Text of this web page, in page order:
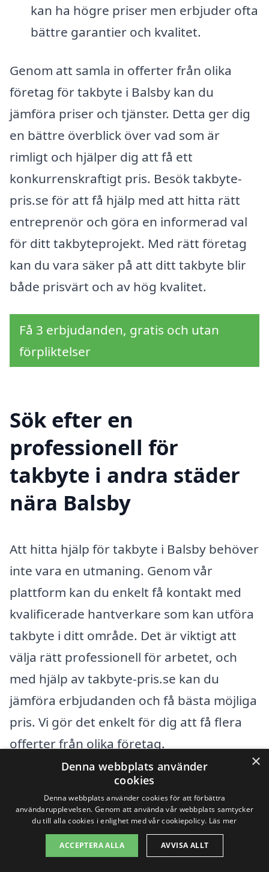
kan ha högre priser men erbjuder ofta
bättre garantier och kvalitet.
Genom att samla in offerter från olika
företag för takbyte i Balsby kan du
jämföra priser och tjänster. Detta ger dig
en bättre överblick över vad som är
rimligt och hjälper dig att få ett
konkurrenskraftigt pris. Besök takbyte-
pris.se för att få hjälp med att hitta rätt
entreprenör och göra en informerad val
för ditt takbyteprojekt. Med rätt företag
kan du vara säker på att ditt takbyte blir
både prisvärt och av hög kvalitet.
Få 3 erbjudanden, gratis och utan
förpliktelser
Sök efter en
professionell för
takbyte i andra städer
nära Balsby
Att hitta hjälp för takbyte i Balsby behöver
inte vara en utmaning. Genom vår
plattform kan du enkelt få kontakt med
kvalificerade hantverkare som kan utföra
takbyte i ditt område. Det är viktigt att
välja rätt professionell för arbetet, och
med hjälp av takbyte-pris.se kan du
jämföra erbjudanden och få bästa möjliga
pris. Vi gör det enkelt för dig att få flera
offerter från olika företag.
När det kommer till takbyte är det också
möjligt att titta på alternativ i närliggande
städer. Detta kan ge dig fler
valmöjligheter och kanske även bättre
×
Denna webbplats använder
cookies
Denna webbplats använder cookies för att förbättra
användarupplevelsen. Genom att använda vår webbplats samtycker
du till alla cookies i enlighet med vår cookiepolicy. Läs mer
ACCEPTERA ALLA AVVISA ALLT